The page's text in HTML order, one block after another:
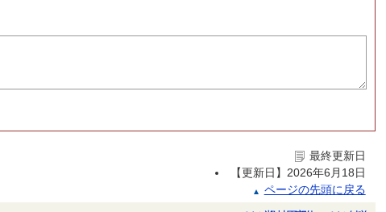
最終更新日
【更新日】 2026年6月18日
ページの先頭に戻る